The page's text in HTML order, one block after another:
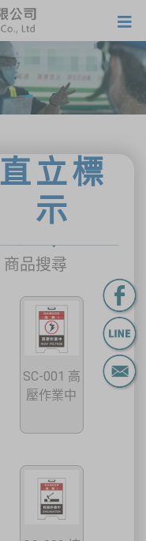
直立標
示
商品搜尋
SC-001 高
壓作業中